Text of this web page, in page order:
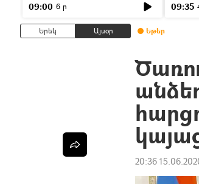
09:00 6 ր 09:35
Երեկ Այսօր Եթեր
20:36